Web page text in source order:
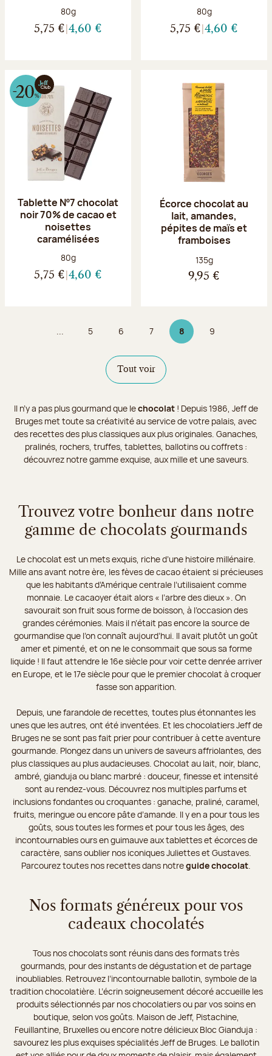
Poids net :
80g
5,75 € 4,60 €
Poids net :
80g
5,75 € 4,60 €
Tablette Nº7 chocolat
noir 70% de cacao et
noisettes
caramélisées
Poids net :
80g
5,75 € 4,60 €
Écorce chocolat au
lait, amandes,
pépites de maïs et
framboises
Poids net :
135g
9,95 €
... Page
5 Page
6 Page
7 8Page 8 sur 9
Page
9
Tout voir
Il n’y a pas plus gourmand que lechocolat ! Depuis 1986, Jeff de
Bruges met toute sa créativité au service de votre palais, avec
des recettes des plus classiques aux plus originales. Ganaches,
pralinés, rochers, truffes, tablettes, ballotins ou coffrets :
découvrez notre gamme exquise, aux mille et une saveurs.
Trouvez votre bonheur dans notre
gamme de chocolats gourmands
Le chocolat est un mets exquis, riche d’une histoire millénaire.
Mille ans avant notre ère, les fèves de cacao étaient si précieuses
que les habitants d’Amérique centrale l’utilisaient comme
monnaie. Le cacaoyer était alors « l’arbre des dieux ». On
savourait son fruit sous forme de boisson, à l’occasion des
grandes cérémonies. Mais il n’était pas encore la source de
gourmandise que l’on connaît aujourd’hui. Il avait plutôt un goût
amer et pimenté, et on ne le consommait que sous sa forme
liquide ! Il faut attendre le 16e siècle pour voir cette denrée arriver
en Europe, et le 17e siècle pour que le premier chocolat à croquer
fasse son apparition.
Depuis, une farandole de recettes, toutes plus étonnantes les
unes que les autres, ont été inventées. Et les chocolatiers Jeff de
Bruges ne se sont pas fait prier pour contribuer à cette aventure
gourmande. Plongez dans un univers de saveurs affriolantes, des
plus classiques au plus audacieuses. Chocolat au lait, noir, blanc,
ambré, gianduja ou blanc marbré : douceur, finesse et intensité
sont au rendez-vous. Découvrez nos multiples parfums et
inclusions fondantes ou croquantes : ganache, praliné, caramel,
fruits, meringue ou encore pâte d’amande. Il y en a pour tous les
goûts, sous toutes les formes et pour tous les âges, des
incontournables ours en guimauve aux tablettes et écorces de
caractère, sans oublier nos iconiques Juliettes et Gustaves.
Parcourez toutes nos recettes dans notreguide chocolat
Nos formats généreux pour vos
cadeaux chocolatés
Tous nos chocolats sont réunis dans des formats très
gourmands, pour des instants de dégustation et de partage
inoubliables. Retrouvez l’incontournable ballotin, symbole de la
tradition chocolatière. L’écrin soigneusement décoré accueille les
produits sélectionnés par nos chocolatiers ou par vos soins en
boutique, selon vos goûts. Maison de Jeff, Pistachine,
Feuillantine, Bruxelles ou encore notre délicieux Bloc Gianduja :
savourez les plus exquises spécialités Jeff de Bruges. Le ballotin